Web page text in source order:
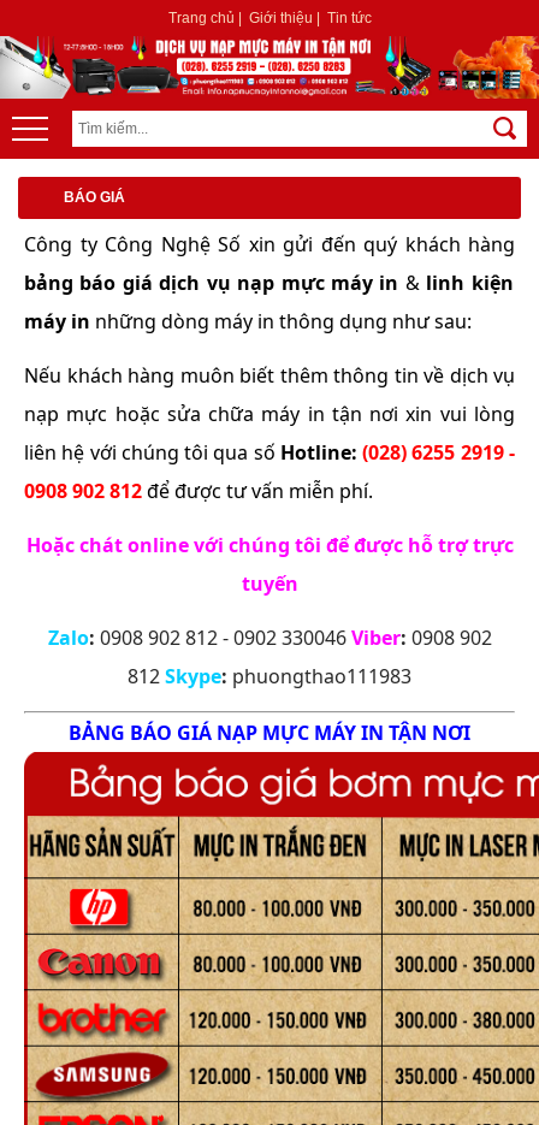
Trang chủ Giới thiệu Tin tức
BÁO GIÁ
Công ty Công Nghệ Số xin gửi đến quý khách hàng
bảng báo giá dịch vụ nạp mực máy in &linh kiện
máy in những dòng máy in thông dụng như sau:
Nếu khách hàng muôn biết thêm thông tin về dịch vụ
nạp mực hoặc sửa chữa máy in tận nơi xin vui lòng
liên hệ với chúng tôi qua số Hotline: (028) 6255 2919 -
0908 902 812để được tư vấn miễn phí.
Hoặc chát online với chúng tôi để được hỗ trợ trực
tuyến
Zalo: 0908 902 812 - 0902 330046Viber: 0908 902
812Skype: phuongthao111983
BẢNG BÁO GIÁ NẠP MỰC MÁY IN TẬN NƠI